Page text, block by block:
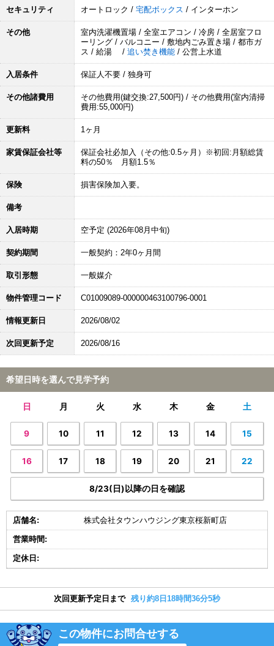
セキュリティ オートロック / 宅配ボックス / インターホン
その他
室内洗濯機置場 / 全室エアコン / 冷房 / 全居室フロ
ーリング / バルコニー / 敷地内ごみ置き場 / 都市ガ
ス / 給湯 / 追い焚き機能 / 公営上水道
入居条件 保証人不要 / 独身可
その他諸費用
その他費用(鍵交換:27,500円) / その他費用(室内清掃
費用:55,000円)
更新料 1ヶ月
家賃保証会社等
保証会社必加入（その他:0.5ヶ月）※初回:月額総賃
料の50％ 月額1.5％
保険 損害保険加入要。
備考
入居時期 空予定 (2026年08月中旬)
契約期間 一般契約：2年0ヶ月間
取引形態 一般媒介
物件管理コード C01009089-000000463100796-0001
情報更新日 2026/08/02
次回更新予定 2026/08/16
希望日時を選んで見学予約
日 月 火 水 木 金 土
9 10 11 12 13 14 15
16 17 18 19 20 21 22
8/23(日)以降の日を確認
店舗名: 株式会社タウンハウジング東京桜新町店
営業時間:
定休日:
次回更新予定日まで 残り約8日18時間36分4秒
この物件にお問合せする